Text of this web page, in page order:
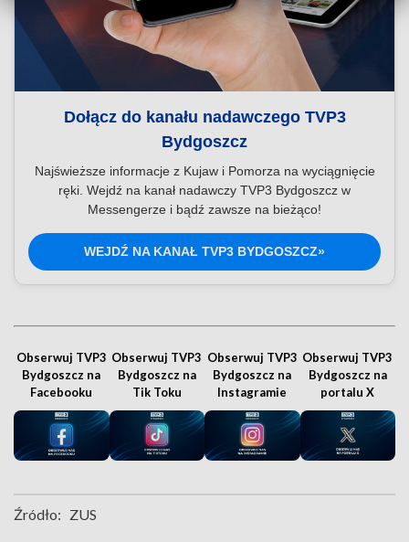
Dołącz do kanału nadawczego TVP3
Bydgoszcz
Najświeższe informacje z Kujaw i Pomorza na wyciągnięcie
ręki. Wejdź na kanał nadawczy TVP3 Bydgoszcz w
Messengerze i bądź zawsze na bieżąco!
WEJDŹ NA KANAŁ TVP3 BYDGOSZCZ»
Obserwuj TVP3
Bydgoszcz na
Facebooku
Obserwuj TVP3
Bydgoszcz na
Tik Toku
Obserwuj TVP3
Bydgoszcz na
Instagramie
Obserwuj TVP3
Bydgoszcz na
portalu X
Źródło: ZUS